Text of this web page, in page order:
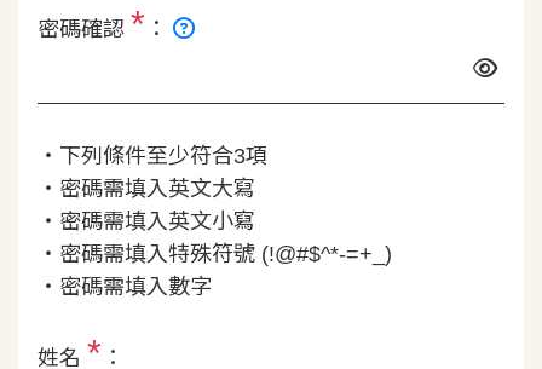
密碼確認 * ：
‧下列條件至少符合3項
‧密碼需填入英文大寫
‧密碼需填入英文小寫
‧密碼需填入特殊符號 (!@#$^*-=+_)
‧密碼需填入數字
姓名 * ：